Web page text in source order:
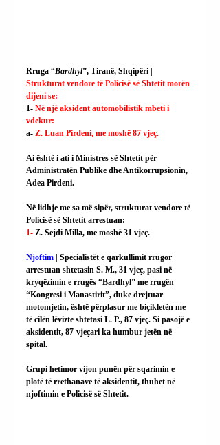
Rruga “Bardhyl”, Tiranë, Shqipëri |
Strukturat vendore të Policisë së Shtetit morën
dijeni se:
1- Në një aksident automobilistik mbeti i
vdekur:
a- Z. Luan Pirdeni, me moshë 87 vjeç.
Ai është i ati i Ministres së Shtetit për
Administratën Publike dhe Antikorrupsionin,
Adea Pirdeni.
Në lidhje me sa më sipër, strukturat vendore të
Policisë së Shtetit arrestuan:
1- Z. Sejdi Milla, me moshë 31 vjeç.
Njoftim | Specialistët e qarkullimit rrugor
arrestuan shtetasin S. M., 31 vjeç, pasi në
kryqëzimin e rrugës “Bardhyl” me rrugën
“Kongresi i Manastirit”, duke drejtuar
motomjetin, është përplasur me biçikletën me
të cilën lëvizte shtetasi L. P., 87 vjeç. Si pasojë e
aksidentit, 87-vjeçari ka humbur jetën në
spital.
Grupi hetimor vijon punën për sqarimin e
plotë të rrethanave të aksidentit, thuhet në
njoftimin e Policisë së Shtetit.